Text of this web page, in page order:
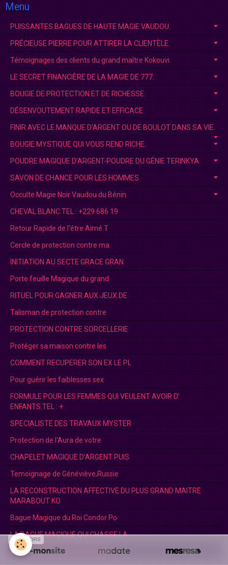
Menu
PUISSANTES BAGUES DE HAUTE MAGIE VAUDOU.
PRÉCIEUSE PIERRE POUR ATTIRER LA CLIENTÈLE.
Témoignages des clients du grand maître Kokouvi.
LE SECRET FINANCIÈRE DE LA MAGIE DE 777.
BOUGIE DE PROTECTION ET DE RICHESSE.
DÉSENVOUTEMENT RAPIDE ET EFFICACE.
FINIR AVEC LE MANQUE D'ARGENT OU DE BOULOT DANS SA VIE.
BOUGIE MYSTIQUE QUI VOUS REND RICHE.
POUDRE MAGIQUE D’ARGENT-POUDRE DU GÉNIE TERINKYA.
SAVON DE CHANCE POUR LES HOMMES.
Occulte Magie Noir Vaudou du Bénin
CHEVAL BLANC.TEL : +229 686 19
Retour Rapide de l'être Aimé.T
Cercle de protection contre ma
INITIATION AU SECTE GRACE GRAN
Porte feuille Magique du grand
RITUEL POUR GAGNER AUX JEUX DE
Talisman de protection contre
PROTECTION CONTRE SORCELLERIE
Protéger sa maison contre les
COMMENT RECUPERER SON EX LE PL
Pour guérir les faiblesses sex
FORMULE POUR LES FEMMES QUI VEULENT AVOIR D’
ENFANTS.TEL : +
SPECIALISTE DES TRAVAUX MYSTER
Protection de l'Aura de votre
CHAPELET MAGIQUE D’ARGENT PUIS
Temoignage de Généviève,Russie
LA RECONSTRUCTION AFFECTIVE DU PLUS GRAND MAITRE
MARABOUT KO
Bague Magique du Roi Condor Po
LA BAGUE MAGIQUE QUI CHASSE LA
Comment éviter de tomber encei
SPONSORS